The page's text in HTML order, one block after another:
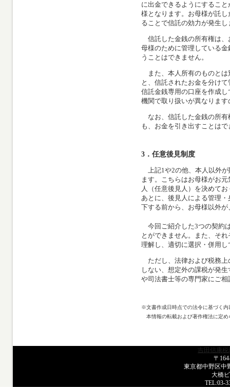
に出金できるようにするこ
様となります。お母様が託
ることで信託の効力が発生
信託した金銭の所有権は、
母様のために管理している
うことはできません。
また、本人所有のものとは
と、信託されたお金を分け
信託金銭専用の口座を作成
機関で取り扱いが異なりま
なお、信託した金銭の所有
も、お金を引き出すことは
3．任意後見制度
上記1や2の他、本人以外が
ます。こちらはお母様がお
人（任意後見人）を決めて
あとに、後見人による管理
下する前から、お母様以外
今回ご紹介した3つの契約
とができません。また、そ
理解し、適切に選択・併用
ただし、法律および税務上
しない、想定外の課税が発
や司法書士等の専門家にご相
※文書作成日時点での法令に基づく内
本情報の転載および著作権法に定め
吉田信康
〒
東京都中野区中
大橋
TEL:03-